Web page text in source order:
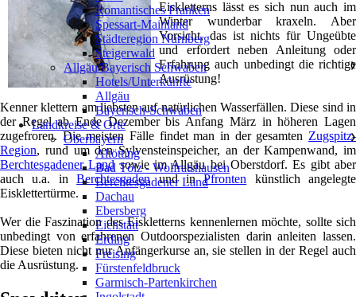
Eiskletterns lässt es sich nun auch im
Winter wunderbar kraxeln. Aber
Vorsicht, das ist nichts für Ungeübte
und erfordert neben Anleitung oder
Erfahrung auch unbedingt die richtige
Ausrüstung!
Kenner klettern am liebsten auf natürlichen Wasserfällen. Diese sind in
der Regel ab Ende Dezember bis Anfang März in höheren Lagen
zugefroren. Die meisten Fälle findet man in der gesamten Zugspitz-
Region, rund um den Sylvensteinspeicher, an der Kampenwand, im
Berchtesgadener Landsowie im Allgäu bei Oberstdorf. Es gibt aber
auch u.a. inBerchtesgadenund inPfronten künstlich angelegte
Eisklettertürme.
Wer die Faszination des Eiskletterns kennenlernen möchte, sollte sich
unbedingt von erfahrenen Outdoorspezialisten darin anleiten lassen.
Diese bieten nicht nur Anfängerkurse an, sie stellen in der Regel auch
die Ausrüstung.
Romantisches Franken
Spessart-Mainland
Städteregion Nürnberg
Steigerwald
Allgäu/Bayerisch Schwaben
❯
Hotels/Unterkünfte
Allgäu
Bayerisch-Schwaben
Landkreise & Orte
Oberbayern
❯
Altötting
Bad Tölz - Wolfratshausen
Berchtesgadener Land
Dachau
Ebersberg
Eichstätt
Erding
Freising
Fürstenfeldbruck
Garmisch-Partenkirchen